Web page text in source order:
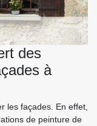
des
à
les façades. En effet,
de peinture de